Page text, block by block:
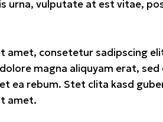
urna, vulputate at est vitae,
amet, consetetur sadipscing
magna aliquyam erat,
ea rebum. Stet clita kasd
amet.